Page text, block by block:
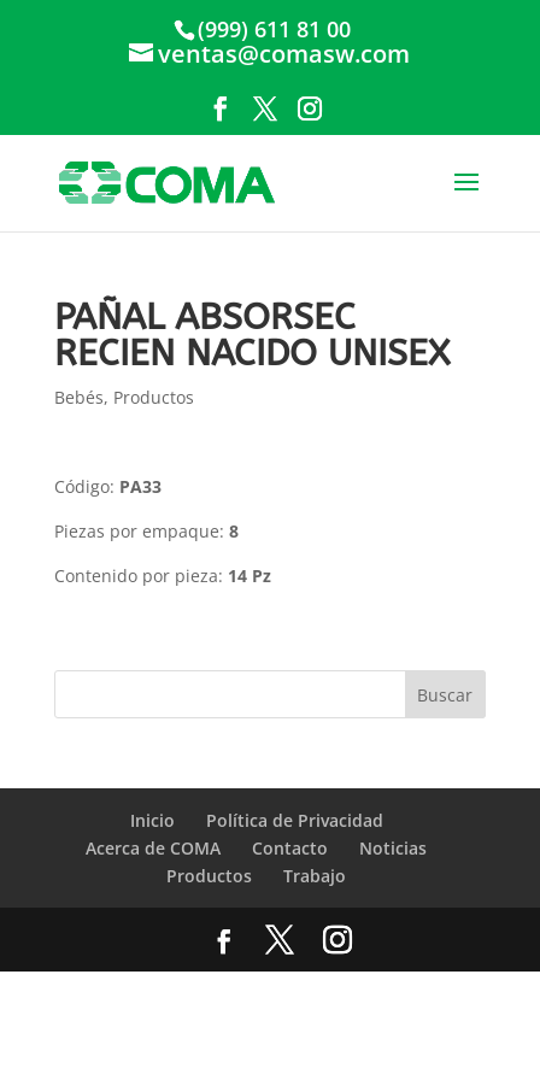
(999) 611 81 00
ventas@comasw.com
PAÑAL ABSORSEC
RECIEN NACIDO UNISEX
Bebés, Productos
Código: PA33
Piezas por empaque: 8
Contenido por pieza: 14 Pz
Inicio
Política de Privacidad
Acerca de COMA
Contacto
Noticias
Productos
Trabajo